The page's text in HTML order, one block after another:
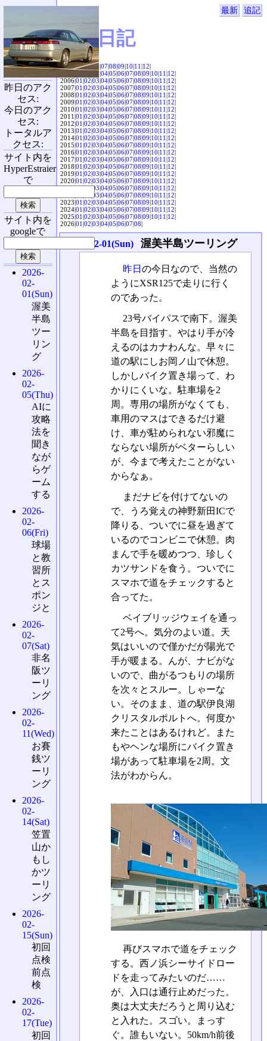
最新 追記
SVX日記
2004|04|05|06|07|08|09|10|11|12|
|04|05|06|07|08|09|10|11|12|
2006|01|02|03|04|05|06|07|08|09|10|11|12|
2007|01|02|03|04|05|06|07|08|09|10|11|12|
2008|01|02|03|04|05|06|07|08|09|10|11|12|
2009|01|02|03|04|05|06|07|08|09|10|11|12|
2010|01|02|03|04|05|06|07|08|09|10|11|12|
2011|01|02|03|04|05|06|07|08|09|10|11|12|
2012|01|02|03|04|05|06|07|08|09|10|11|12|
2013|01|02|03|04|05|06|07|08|09|10|11|12|
2014|01|02|03|04|05|06|07|08|09|10|11|12|
2015|01|02|03|04|05|06|07|08|09|10|11|12|
2016|01|02|03|04|05|06|07|08|09|10|11|12|
2017|01|02|03|04|05|06|07|08|09|10|11|12|
2018|01|02|03|04|05|06|07|08|09|10|11|12|
2019|01|02|03|04|05|06|07|08|09|10|11|12|
2020|01|02|03|04|05|06|07|08|09|10|11|12|
2021|01|02|03|04|05|06|07|08|09|10|11|12|
03|04|05|06|07|08|09|10|11|12|
2023|01|02|03|04|05|06|07|08|09|10|11|12|
2024|01|02|03|04|05|06|07|08|09|10|11|12|
2025|01|02|03|04|05|06|07|08|09|10|11|12|
2026|01|02|03|04|05|06|07|08|
2026-02-01(Sun) 渥美半島ツーリング
昨日 の今日なので、当然の
ようにXSR125で走りに行く
のであった。
23号バイパスで南下。渥美
半島を目指す。やはり手が冷
えるのはカナわんな。早々に
道の駅にしお岡ノ山で休憩。
しかしバイク置き場って、わ
かりにくいな。駐車場を2
周。専用の場所がなくても、
車用のマスはできるだけ避
け、車が駐められない邪魔に
ならない場所がベターらしい
が、今まで考えたことがない
からなぁ。
まだナビを付けてないの
で、うろ覚えの神野新田ICで
降りる、ついでに昼を過ぎて
いるのでコンビニで休憩。肉
まんで手を暖めつつ、珍しく
カツサンドを食う。ついでに
スマホで道をチェックすると
合ってた。
ベイブリッジウェイを通っ
て2号へ。気分のよい道。天
気はいいので僅かだが陽光で
手が暖まる。んが、ナビがな
いので、曲がるつもりの場所
を次々とスルー。しゃーな
い。そのまま、道の駅伊良湖
クリスタルポルトへ。何度か
来たことはあるけれど。また
もやヘンな場所にバイク置き
場があって駐車場を2周。文
法がわからん。
再びスマホで道をチェック
する。西ノ浜シーサイドロー
ドを走ってみたいのだ……
が、入口は通行止めだった。
奥は大丈夫だろうと周り込む
と入れた。スゴい。まっす
ぐ。誰もいない。50km/h前後
昨日のアク
セス:
今日のアク
セス:
トータルア
クセス:
サイト内を
HyperEstraier
で
サイト内を
googleで
2026-
02-
01(Sun)
渥美
半島
ツー
リン
グ
2026-
02-
05(Thu)
AIに
攻略
法を
聞き
なが
らゲ
ーム
する
2026-
02-
06(Fri)
球場
と教
習所
とス
ポン
ジと
2026-
02-
07(Sat)
非名
阪ツ
ーリ
ング
2026-
02-
11(Wed)
お賽
銭ツ
ーリ
ング
2026-
02-
14(Sat)
笠置
山か
もし
かツ
ーリ
ング
2026-
02-
15(Sun)
初回
点検
前点
検
2026-
02-
17(Tue)
初回